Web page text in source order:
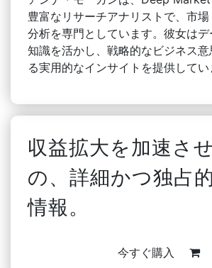
豊富なリサーチアナリストで、市
分析を専門としています。彼女は
知識を活かし、戦略的なビジネス
る実用的なインサイトを提供してい
収益拡大を加速さ
の、詳細かつ独占
情報。
今すぐ購入